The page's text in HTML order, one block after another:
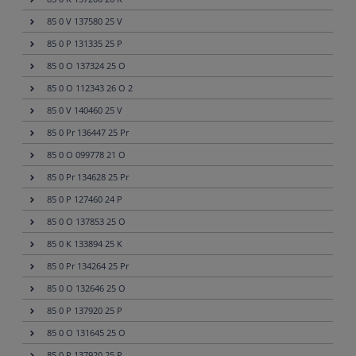
85 0 V 137580 25 V
85 0 P 131335 25 P
85 0 O 137324 25 O
85 0 O 112343 26 O 2
85 0 V 140460 25 V
85 0 Pr 136447 25 Pr
85 0 O 099778 21 O
85 0 Pr 134628 25 Pr
85 0 P 127460 24 P
85 0 O 137853 25 O
85 0 K 133894 25 K
85 0 Pr 134264 25 Pr
85 0 O 132646 25 O
85 0 P 137920 25 P
85 0 O 131645 25 O